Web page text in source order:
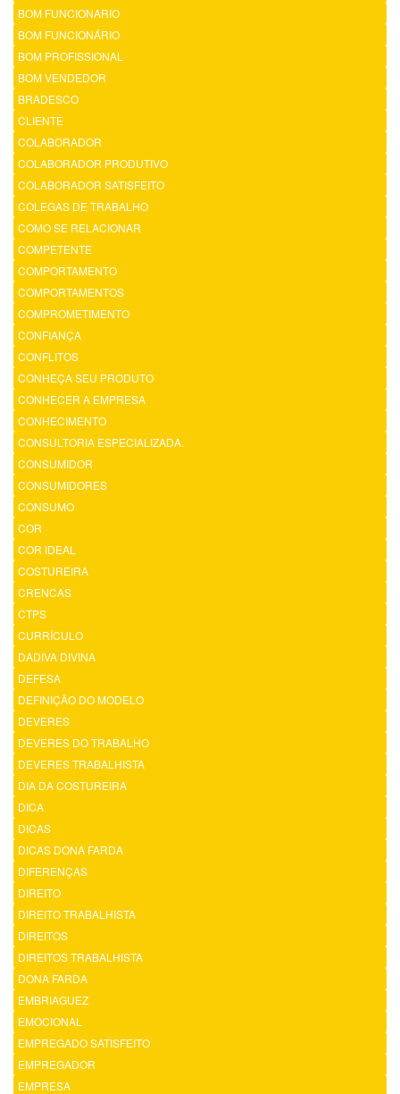
BOM FUNCIONARIO
BOM FUNCIONÁRIO
BOM PROFISSIONAL
BOM VENDEDOR
BRADESCO
CLIENTE
COLABORADOR
COLABORADOR PRODUTIVO
COLABORADOR SATISFEITO
COLEGAS DE TRABALHO
COMO SE RELACIONAR
COMPETENTE
COMPORTAMENTO
COMPORTAMENTOS
COMPROMETIMENTO
CONFIANÇA
CONFLITOS
CONHEÇA SEU PRODUTO
CONHECER A EMPRESA
CONHECIMENTO
CONSULTORIA ESPECIALIZADA.
CONSUMIDOR
CONSUMIDORES
CONSUMO
COR
COR IDEAL
COSTUREIRA
CRENCAS
CTPS
CURRÍCULO
DADIVA DIVINA
DEFESA
DEFINIÇÃO DO MODELO
DEVERES
DEVERES DO TRABALHO
DEVERES TRABALHISTA
DIA DA COSTUREIRA
DICA
DICAS
DICAS DONA FARDA
DIFERENÇAS
DIREITO
DIREITO TRABALHISTA
DIREITOS
DIREITOS TRABALHISTA
DONA FARDA
EMBRIAGUEZ
EMOCIONAL
EMPREGADO SATISFEITO
EMPREGADOR
EMPRESA